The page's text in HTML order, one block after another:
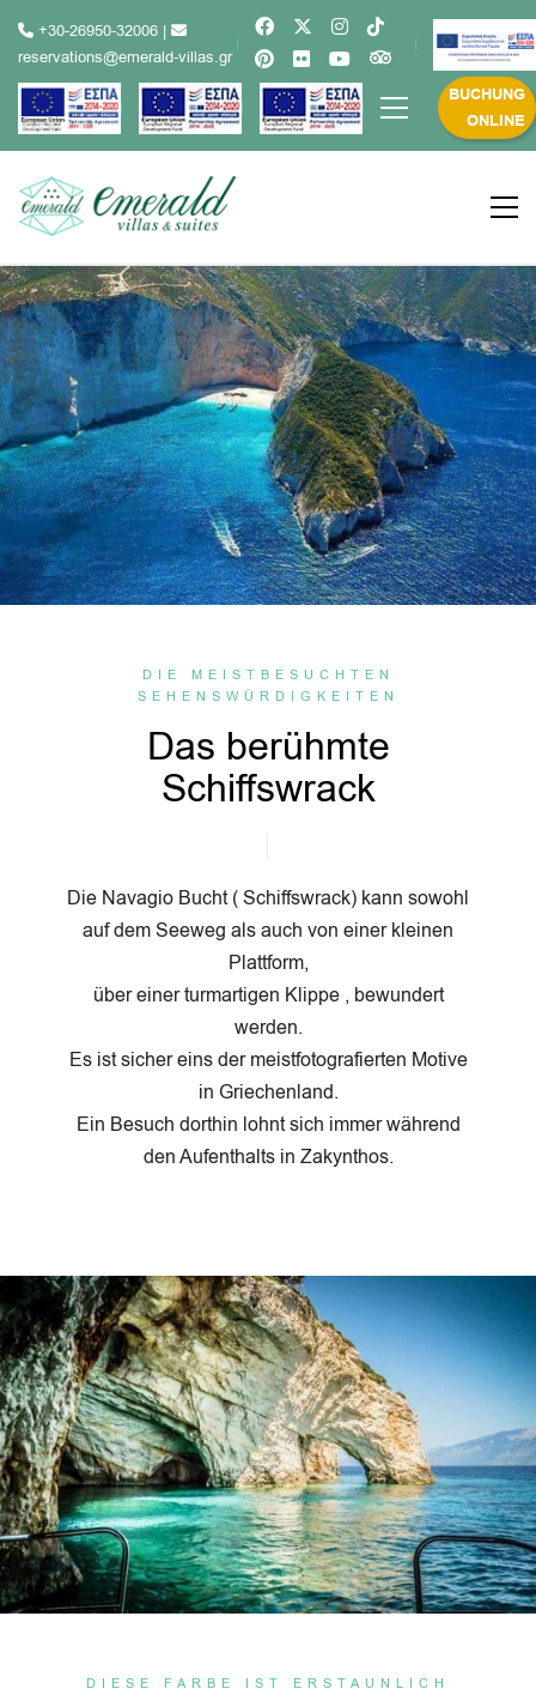
+30-26950-32006 |
reservations@emerald-villas.gr
BUCHUNG
ONLINE
DIE MEISTBESUCHTEN
SEHENSWÜRDIGKEITEN
Das berühmte
Schiffswrack
Die Navagio Bucht ( Schiffswrack) kann sowohl
auf dem Seeweg als auch von einer kleinen
Plattform,
über einer turmartigen Klippe , bewundert
werden.
Es ist sicher eins der meistfotografierten Motive
in Griechenland.
Ein Besuch dorthin lohnt sich immer während
den Aufenthalts in Zakynthos.
DIESE FARBE IST ERSTAUNLICH